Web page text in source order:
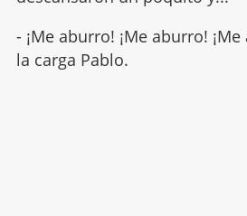
- ¡Me aburro! ¡Me aburro!
la carga Pablo.